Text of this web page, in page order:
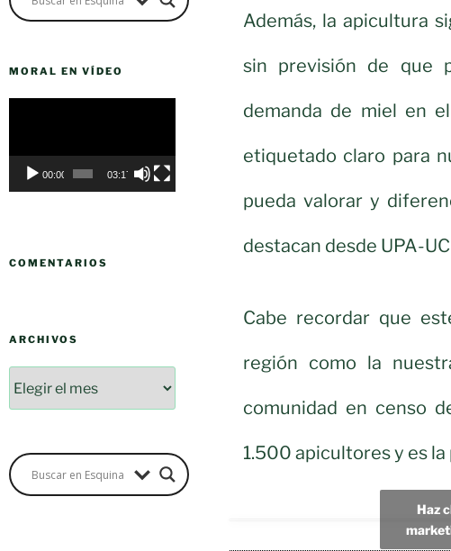
MORAL EN VÍDEO
00:00 03:17
COMENTARIOS
ARCHIVOS
Además, la apicultura
sin previsión de que
demanda de miel en
etiquetado claro para
pueda valorar y
destacan desde UPA-
Cabe recordar que
región como la
comunidad en censo
1.500 apicultores y es
Haz